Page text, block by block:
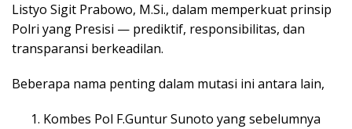
Listyo Sigit Prabowo, M.Si., dalam memperkuat prinsip
Polri yang Presisi — prediktif, responsibilitas, dan
transparansi berkeadilan.
Beberapa nama penting dalam mutasi ini antara lain,
Kombes Pol F.Guntur Sunoto yang sebelumnya